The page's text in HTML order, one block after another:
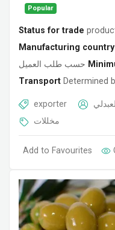
Popular
Status for trade
Manufacturing country
حسب طلب العميل
Transport Determined
exporter
مخللات
Add to Favourites